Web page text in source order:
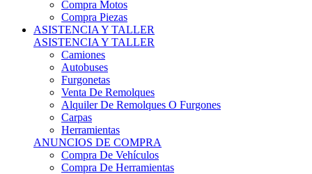
Compra Motos
Compra Piezas
ASISTENCIA Y TALLER
ASISTENCIA Y TALLER
Camiones
Autobuses
Furgonetas
Venta De Remolques
Alquiler De Remolques O Furgones
Carpas
Herramientas
ANUNCIOS DE COMPRA
Compra De Vehículos
Compra De Herramientas